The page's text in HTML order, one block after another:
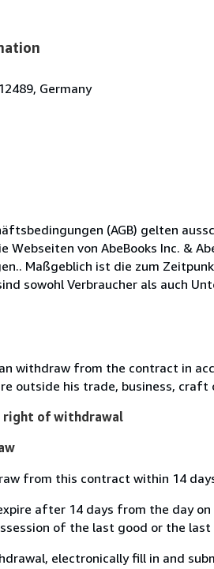
Germany
(AGB) gelten
Webseiten von AbeBooks Inc. &
Maßgeblich ist die zum
sowohl Verbraucher als auch
withdraw from the contract in
outside his trade, business, craft
right of withdrawal
from this contract within 14
after 14 days from the day
of the last good or the
electronically fill in and